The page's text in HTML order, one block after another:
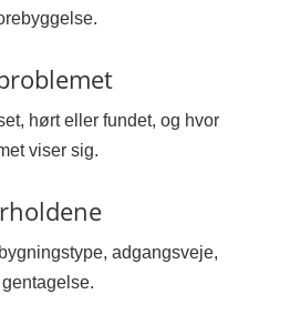
hørt eller fundet, og hvor
viser sig.
adgangsveje,